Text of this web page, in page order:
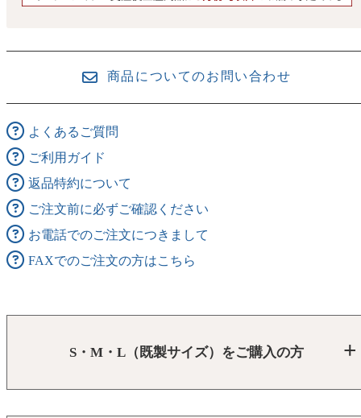
商品についてのお問い合わせ
よくあるご質問
ご利用ガイド
返品特約について
ご注文前に必ずご確認ください
お電話でのご注文につきまして
FAXでのご注文の方はこちら
S・M・L（既製サイズ）をご購入の方